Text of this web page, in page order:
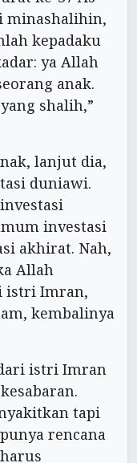
minashalihin,
kepadaku
ya Allah
anak.
shalih,”
lanjut dia,
duniawi.
investasi
akhirat. Nah,
Allah
istri Imran,
kembalinya
istri Imran
tapi
rencana